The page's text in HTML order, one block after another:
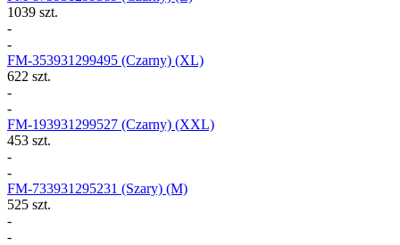
1039 szt.
-
-
FM-353931299495 (Czarny) (XL)
622 szt.
-
-
FM-193931299527 (Czarny) (XXL)
453 szt.
-
-
FM-733931295231 (Szary) (M)
525 szt.
-
-